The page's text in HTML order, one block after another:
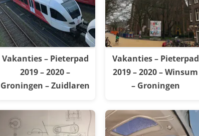
Vakanties – Pieterpad
2019 – 2020 –
Groningen – Zuidlaren
Vakanties – Pieterpad
2019 – 2020 – Winsum
– Groningen